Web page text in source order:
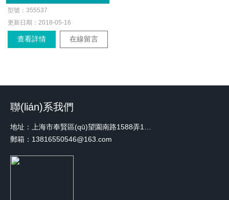
型號：355537
更新日期：2018-05-16
查看詳情 在線留言
聯(lián)系我們
郵箱：13816550546@163.com